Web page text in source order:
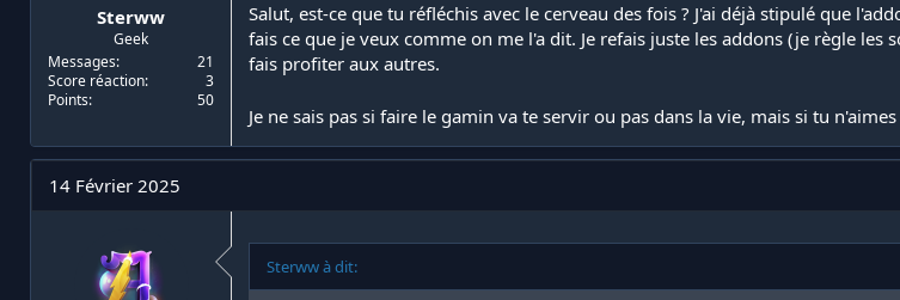
Sterww
Geek
Messages
21
Score réaction
3
Points
50
Salut, est-ce que tu réfléchis avec le cerveau des fois ? J'ai déjà stipulé que
fais ce que je veux comme on me l'a dit. Je refais juste les addons (je règle
fais profiter aux autres.
Je ne sais pas si faire le gamin va te servir ou pas dans la vie, mais si tu
14 Février 2025
Sterww à dit: